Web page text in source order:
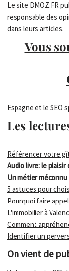
Le site DMOZ.FR
responsable des
dans leurs articles.
Vous
Espagne et le SEO
Les
Référencer votre
Audio livre: le
Un métier méconnu
5 astuces pour
Pourquoi faire
L'immobilier à
Comment
Identifier un
On vient de